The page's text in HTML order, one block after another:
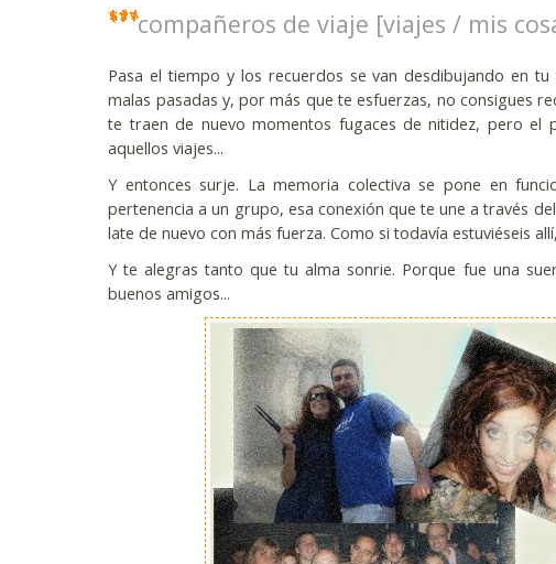
compañeros de viaje [viajes / mis
Pasa el tiempo y los recuerdos se van desdibujando en
malas pasadas y, por más que te esfuerzas, no consigues
te traen de nuevo momentos fugaces de nitidez, pero el
aquellos viajes...
Y entonces surje. La memoria colectiva se pone en
pertenencia a un grupo, esa conexión que te une a través
late de nuevo con más fuerza. Como si todavía estuviéseis
Y te alegras tanto que tu alma sonrie. Porque fue una
buenos amigos...